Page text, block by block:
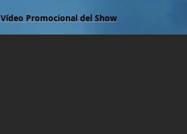
Vídeo Promocional del Show